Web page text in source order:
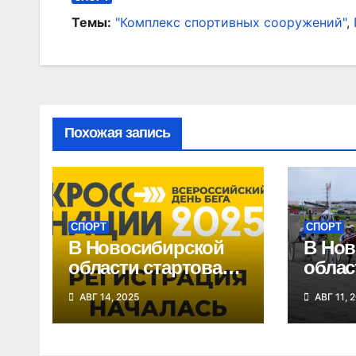
Темы: "Комплекс спортивных сооружений",
Похожая запись
СПОРТ
В Новосибирской
области стартовала
регистрация на
«Кросс нации»
АВГ 14, 2025
СПОРТ
В
этап
АВГ 11,